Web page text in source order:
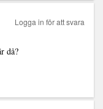
då?
Logga in för att svara